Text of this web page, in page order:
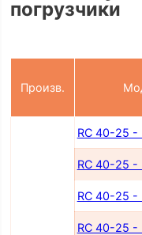
погрузчики
Произв.
RC 40-25 -
RC 40-25 -
RC 40-25 -
RC 40-25 -